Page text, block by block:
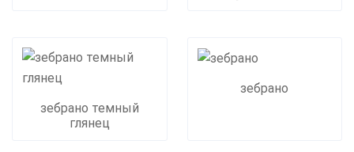
зебрано темный
глянец
зебрано